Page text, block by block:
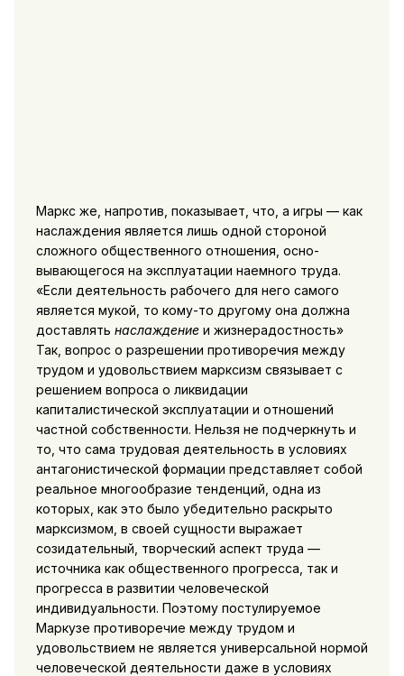
Маркс же, напротив, показывает, что, а игры — как
наслаждения является лишь одной стороной
сложного общественного отношения, осно­
вывающегося на эксплуатации наемного труда.
«Если деятель­ность рабочего для него самого
является мукой, то кому-то дру­гому она должна
доставлять наслаждениеи жизнерадостность»
Так, вопрос о разрешении противоречия между
трудом и удо­вольствием марксизм связывает с
решением вопроса о ликви­дации
капиталистической эксплуатации и отношений
частной собственности. Нельзя не подчеркнуть и
то, что сама трудовая деятельность в условиях
антагонистической формации представляет собой
реальное многообразие тенденций, одна из
которых, как это бы­ло убедительно раскрыто
марксизмом, в своей сущности выра­жает
созидательный, творческий аспект труда —
источника как общественного прогресса, так и
прогресса в развитии челове­ческой
индивидуальности. Поэтому постулируемое
Маркузе про­тиворечие между трудом и
удовольствием не является универ­сальной нормой
человеческой деятельности даже в условиях